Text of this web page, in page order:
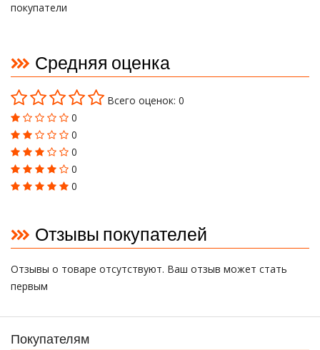
покупатели
Средняя оценка
Всего оценок: 0
0
0
0
0
0
Отзывы покупателей
Отзывы о товаре отсутствуют. Ваш отзыв может стать
первым
Покупателям